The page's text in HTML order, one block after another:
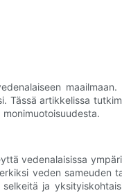
Tässä artikkelissa
vedenalaisissa
veden sameuden
ja